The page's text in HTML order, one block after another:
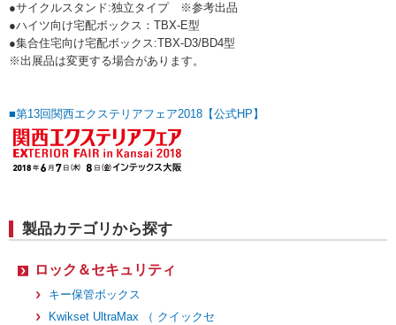
●サイクルスタンド:独立タイプ ※参考出品
●ハイツ向け宅配ボックス：TBX-E型
●集合住宅向け宅配ボックス:TBX-D3/BD4型
※出展品は変更する場合があります。
■第13回関西エクステリアフェア2018【公式HP】
製品カテゴリから探す
ロック＆セキュリティ
キー保管ボックス
Kwikset UltraMax （ クイックセ